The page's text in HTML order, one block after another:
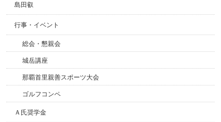
島田叡
行事・イベント
総会・懇親会
城岳講座
那覇首里親善スポーツ大会
ゴルフコンペ
Ａ氏奨学金